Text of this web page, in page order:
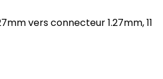
vers connecteur 1.27mm, 11